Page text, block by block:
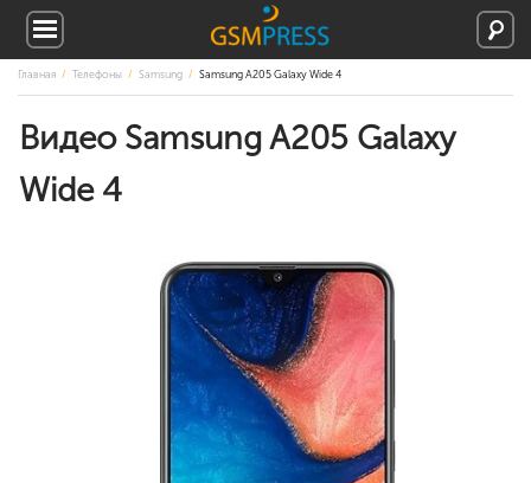
Главная Телефоны Samsung Samsung A205 Galaxy Wide 4
Видео Samsung A205 Galaxy
Wide 4